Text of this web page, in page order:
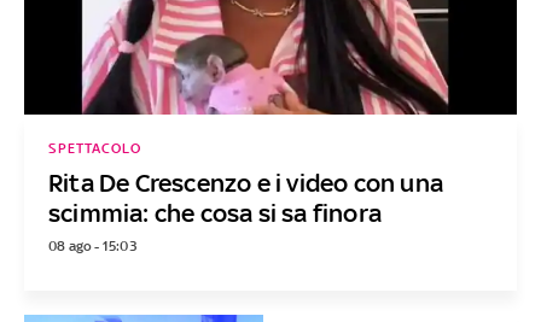
Rita De Crescenzo e i video con una
scimmia: che cosa si sa finora
SPETTACOLO
08 ago - 15:03